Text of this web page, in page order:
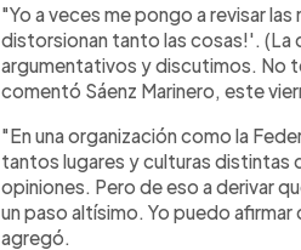
"Yo a veces me pongo a revisar
distorsionan tanto las cosas!'. (La
argumentativos y discutimos. No
comentó Sáenz Marinero, este
"En una organización como la
tantos lugares y culturas distintas
opiniones. Pero de eso a derivar
un paso altísimo. Yo puedo
agregó.